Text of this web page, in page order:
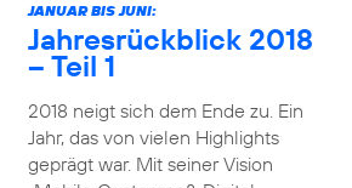
JANUAR BIS JUNI:
Jahresrückblick 2018
– Teil 1
2018 neigt sich dem Ende zu. Ein
Jahr, das von vielen Highlights
geprägt war. Mit seiner Vision